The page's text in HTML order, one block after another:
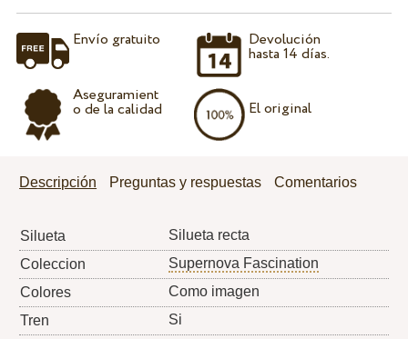
Envío gratuito
Aseguramient
o de la calidad
Devolución
hasta 14 días.
El original
Descripción Preguntas y respuestas Comentarios
Silueta
Silueta recta
Coleccion
Supernova Fascination
Colores
Como imagen
Tren
Si